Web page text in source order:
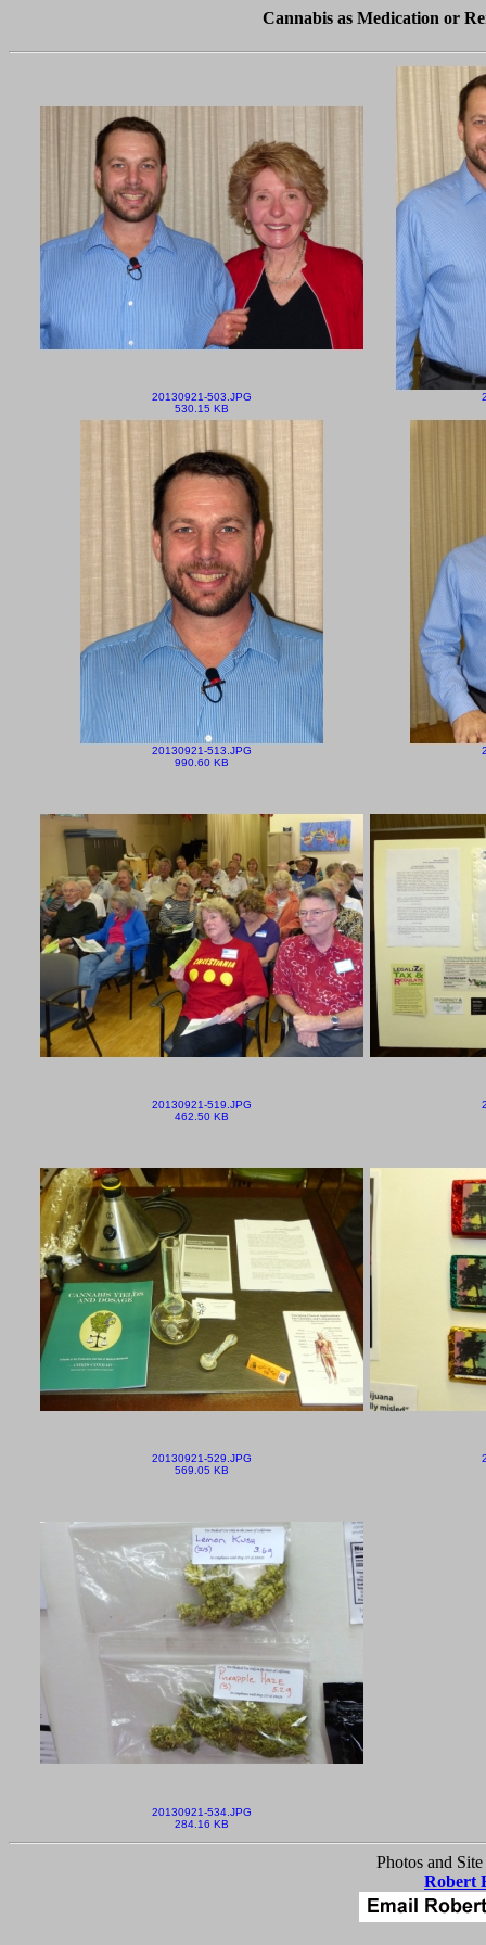
Cannabis as Medication or
20130921-503.JPG
530.15 KB
20130921-513.JPG
990.60 KB
20130921-519.JPG
462.50 KB
20130921-529.JPG
569.05 KB
20130921-534.JPG
284.16 KB
Photos and
Robert